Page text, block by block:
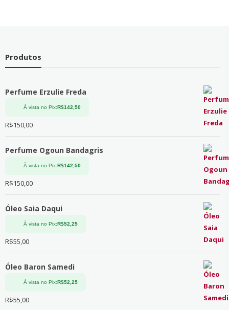
Produtos
Perfume Erzulie Freda
À vista no Pix:R$142,50
R$150,00
Perfume Ogoun Bandagris
À vista no Pix:R$142,50
R$150,00
Óleo Saia Daqui
À vista no Pix:R$52,25
R$55,00
Óleo Baron Samedi
À vista no Pix:R$52,25
R$55,00